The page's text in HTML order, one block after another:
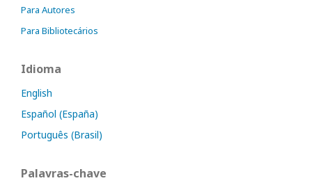
Para Autores
Para Bibliotecários
Idioma
English
Español (España)
Português (Brasil)
Palavras-chave